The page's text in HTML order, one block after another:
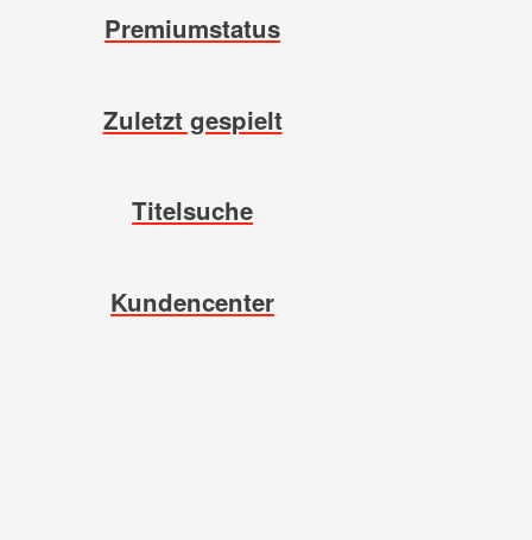
Premiumstatus
Zuletzt gespielt
Titelsuche
Kundencenter